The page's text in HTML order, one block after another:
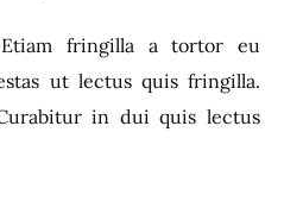
fringilla a tortor eu
ut lectus quis fringilla.
in dui quis lectus